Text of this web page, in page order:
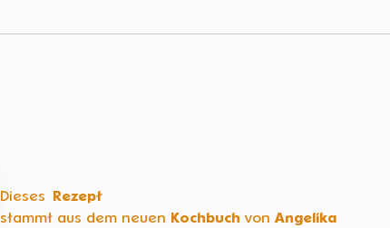
Dieses Rezept
stammt aus dem neuen Kochbuchvon Angelika